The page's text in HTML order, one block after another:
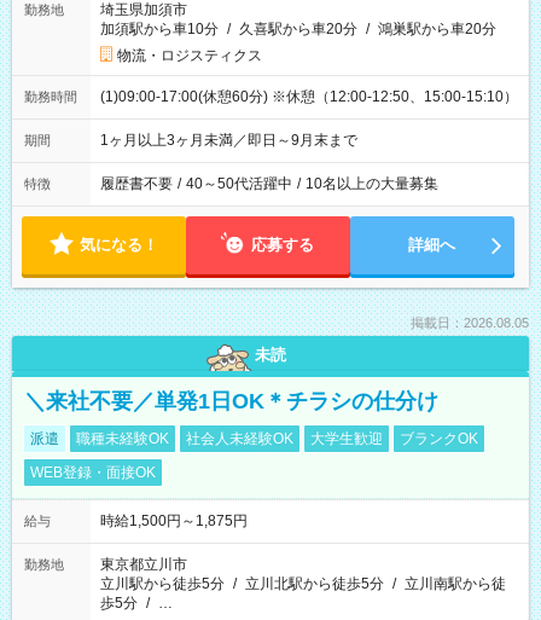
勤務地
埼玉県加須市
加須駅から車10分 / 久喜駅から車20分 / 鴻巣駅から車20分
物流・ロジスティクス
勤務時間 (1)09:00-17:00(休憩60分) ※休憩（12:00-12:50、15:00-15:10）
期間 1ヶ月以上3ヶ月未満／即日～9月末まで
特徴 履歴書不要 / 40～50代活躍中 / 10名以上の大量募集
気になる！ 応募する 詳細へ
掲載日：2026.08.05
未読
＼来社不要／単発1日OK＊チラシの仕分け
派遣 職種未経験OK 社会人未経験OK 大学生歓迎
ブランクOK
WEB登録・面接OK
給与 時給1,500円～1,875円
勤務地
東京都立川市
立川駅から徒歩5分 / 立川北駅から徒歩5分 / 立川南駅から徒
歩5分 / …